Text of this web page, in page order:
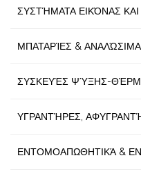
ΣΥΣΤΉΜΑΤΑ ΕΙΚΌΝΑΣ
ΜΠΑΤΑΡΊΕΣ &
ΣΥΣΚΕΥΈΣ ΨΎΞΗΣ-
ΥΓΡΑΝΤΉΡΕΣ,
ΕΝΤΟΜΟΑΠΩΘΗΤΙΚΆ &